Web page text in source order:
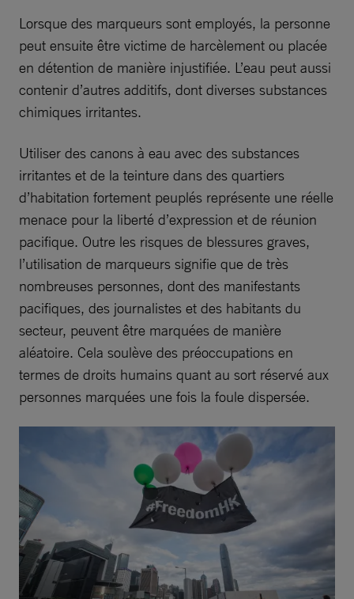
Lorsque des marqueurs sont employés, la personne
peut ensuite être victime de harcèlement ou placée
en détention de manière injustifiée. L’eau peut aussi
contenir d’autres additifs, dont diverses substances
chimiques irritantes.
Utiliser des canons à eau avec des substances
irritantes et de la teinture dans des quartiers
d’habitation fortement peuplés représente une réelle
menace pour la liberté d’expression et de réunion
pacifique. Outre les risques de blessures graves,
l’utilisation de marqueurs signifie que de très
nombreuses personnes, dont des manifestants
pacifiques, des journalistes et des habitants du
secteur, peuvent être marquées de manière
aléatoire. Cela soulève des préoccupations en
termes de droits humains quant au sort réservé aux
personnes marquées une fois la foule dispersée.